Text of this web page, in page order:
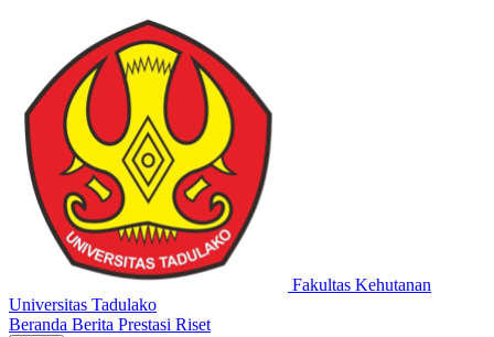
Fakultas Kehutanan
Universitas Tadulako
Beranda Berita Prestasi Riset